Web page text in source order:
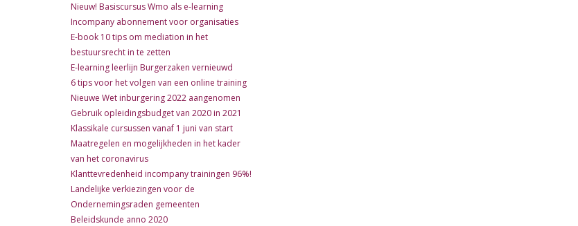
Nieuw! Basiscursus Wmo als e-learning
Incompany abonnement voor organisaties
E-book 10 tips om mediation in het
bestuursrecht in te zetten
E-learning leerlijn Burgerzaken vernieuwd
6 tips voor het volgen van een online training
Nieuwe Wet inburgering 2022 aangenomen
Gebruik opleidingsbudget van 2020 in 2021
Klassikale cursussen vanaf 1 juni van start
Maatregelen en mogelijkheden in het kader
van het coronavirus
Klanttevredenheid incompany trainingen 96%!
Landelijke verkiezingen voor de
Ondernemingsraden gemeenten
Beleidskunde anno 2020